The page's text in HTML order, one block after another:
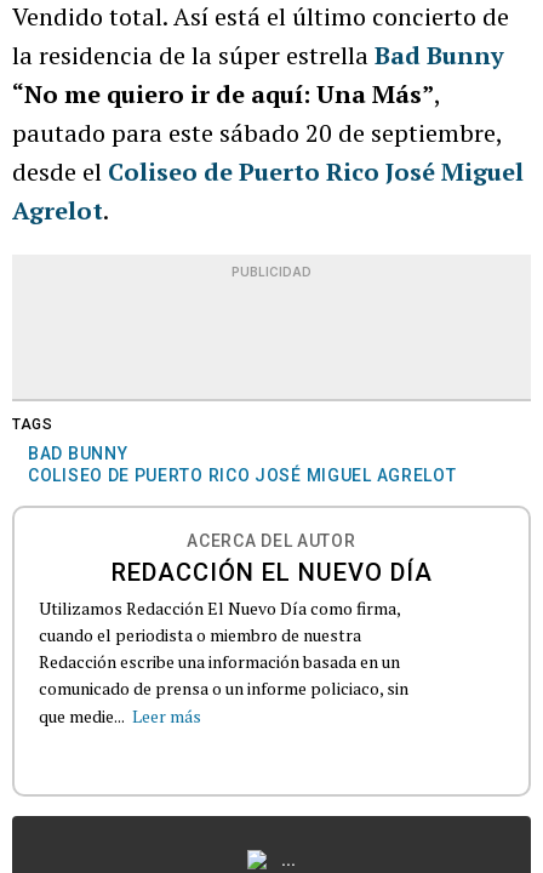
Vendido total. Así está el último concierto de
la residencia de la súper estrellaBad Bunny
“No me quiero ir de aquí: Una Más”,
pautado para este sábado 20 de septiembre,
desde el Coliseo de Puerto Rico José Miguel
Agrelot.
PUBLICIDAD
TAGS
BAD BUNNY
COLISEO DE PUERTO RICO JOSÉ MIGUEL AGRELOT
ACERCA DEL AUTOR
REDACCIÓN EL NUEVO DÍA
Utilizamos Redacción El Nuevo Día como firma,
cuando el periodista o miembro de nuestra
Redacción escribe una información basada en un
comunicado de prensa o un informe policiaco, sin
que medie... Leer más
...